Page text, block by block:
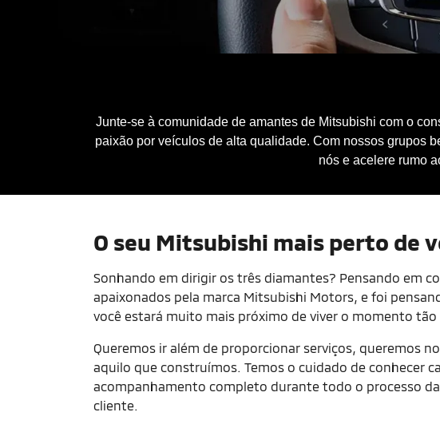
Junte-se à comunidade de amantes de Mitsubishi com o
paixão por veículos de alta qualidade. Com nossos grupos
nós e acelere rumo
O seu Mitsubishi mais perto de
Sonhando em dirigir os três diamantes? Pensando em
apaixonados pela marca Mitsubishi Motors, e foi
você estará muito mais próximo de viver o momento
Queremos ir além de proporcionar serviços, queremos
aquilo que construímos. Temos o cuidado de conhecer
acompanhamento completo durante todo o processo
cliente.